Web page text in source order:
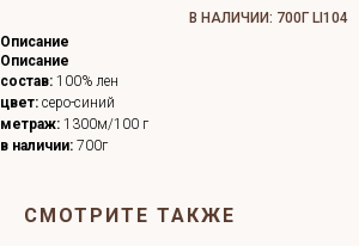
В НАЛИЧИИ: 700Г LI104
Описание
Описание
состав: 100% лен
цвет: серо-синий
метраж: 1300м/100 г
в наличии: 700г
СМОТРИТЕ ТАКЖЕ